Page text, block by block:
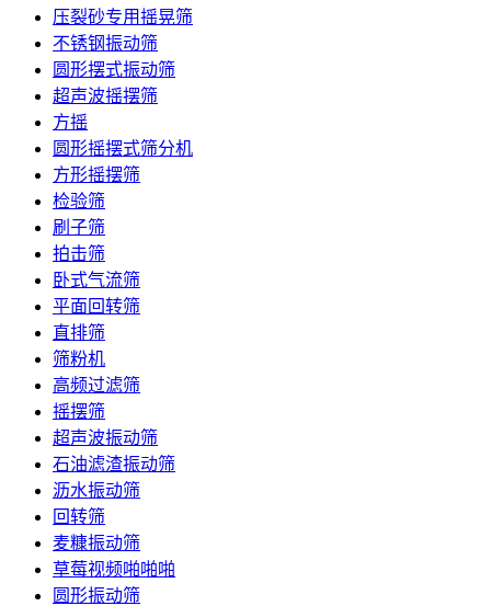
压裂砂专用摇晃筛
不锈钢振动筛
圆形摆式振动筛
超声波摇摆筛
方摇
圆形摇摆式筛分机
方形摇摆筛
检验筛
刷子筛
拍击筛
卧式气流筛
平面回转筛
直排筛
筛粉机
高频过滤筛
摇摆筛
超声波振动筛
石油滤渣振动筛
沥水振动筛
回转筛
麦糠振动筛
草莓视频啪啪啪
圆形振动筛